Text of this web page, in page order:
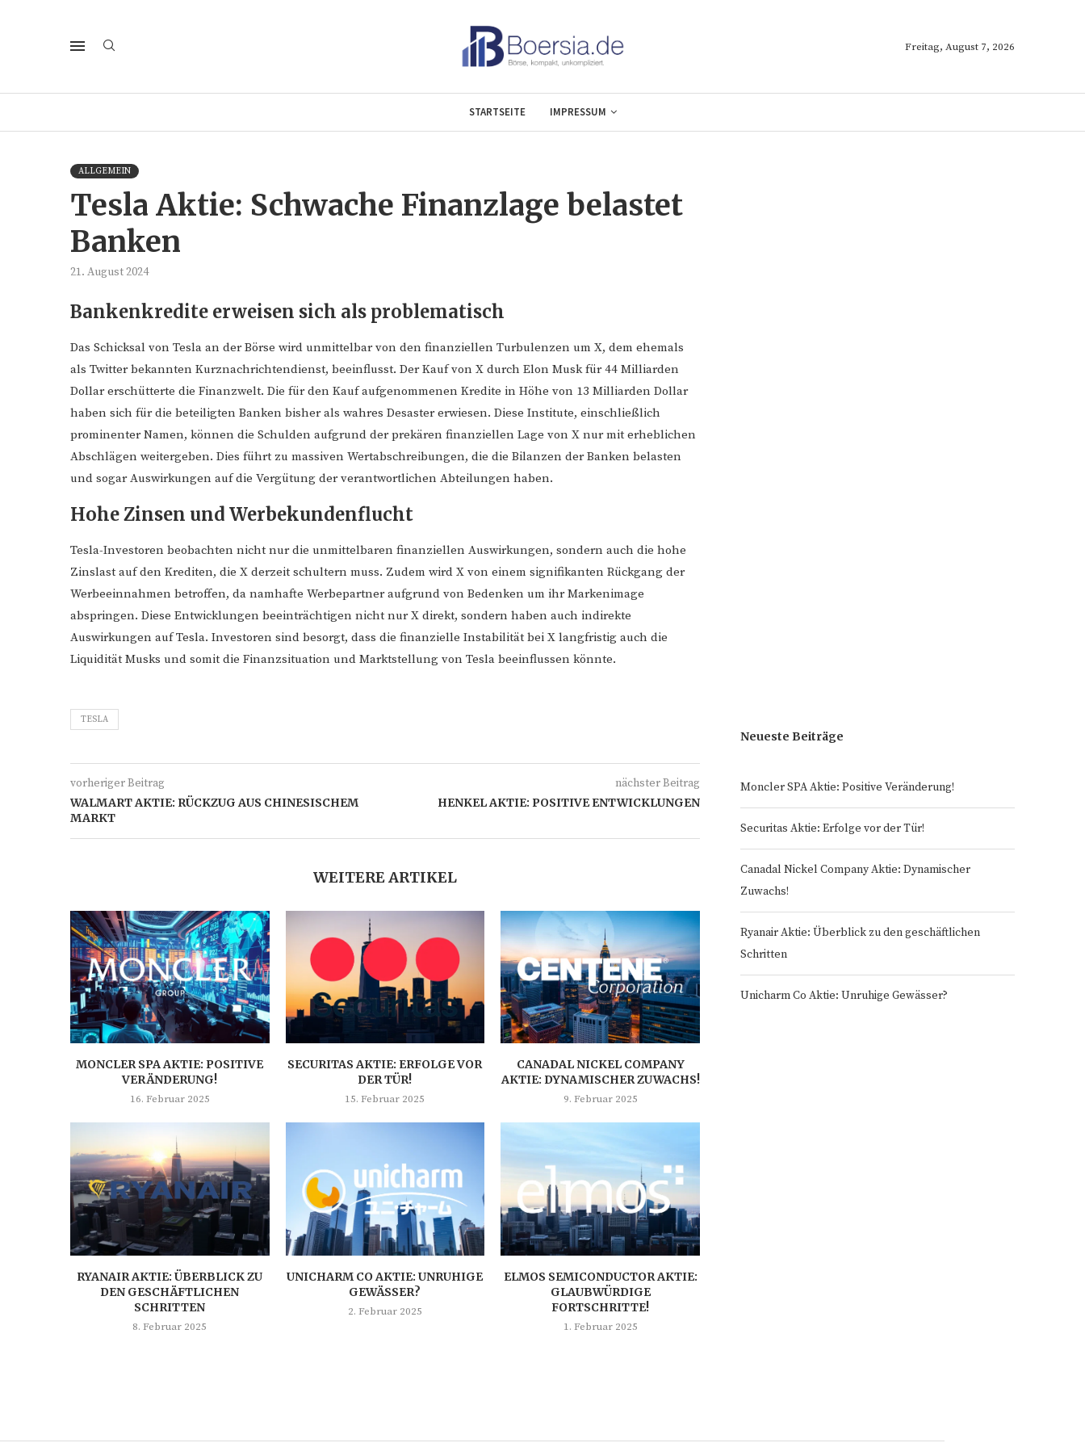
Freitag, August 7, 2026
STARTSEITE IMPRESSUM
ALLGEMEIN
Tesla Aktie: Schwache Finanzlage belastet
Banken
21. August 2024
Bankenkredite erweisen sich als problematisch
Das Schicksal von Tesla an der Börse wird unmittelbar von den finanziellen Turbulenzen um X, dem ehemals
als Twitter bekannten Kurznachrichtendienst, beeinflusst. Der Kauf von X durch Elon Musk für 44 Milliarden
Dollar erschütterte die Finanzwelt. Die für den Kauf aufgenommenen Kredite in Höhe von 13 Milliarden Dollar
haben sich für die beteiligten Banken bisher als wahres Desaster erwiesen. Diese Institute, einschließlich
prominenter Namen, können die Schulden aufgrund der prekären finanziellen Lage von X nur mit erheblichen
Abschlägen weitergeben. Dies führt zu massiven Wertabschreibungen, die die Bilanzen der Banken belasten
und sogar Auswirkungen auf die Vergütung der verantwortlichen Abteilungen haben.
Hohe Zinsen und Werbekundenflucht
Tesla-Investoren beobachten nicht nur die unmittelbaren finanziellen Auswirkungen, sondern auch die hohe
Zinslast auf den Krediten, die X derzeit schultern muss. Zudem wird X von einem signifikanten Rückgang der
Werbeeinnahmen betroffen, da namhafte Werbepartner aufgrund von Bedenken um ihr Markenimage
abspringen. Diese Entwicklungen beeinträchtigen nicht nur X direkt, sondern haben auch indirekte
Auswirkungen auf Tesla. Investoren sind besorgt, dass die finanzielle Instabilität bei X langfristig auch die
Liquidität Musks und somit die Finanzsituation und Marktstellung von Tesla beeinflussen könnte.
TESLA
vorheriger Beitrag
WALMART AKTIE: RÜCKZUG AUS CHINESISCHEM
MARKT
nächster Beitrag
HENKEL AKTIE: POSITIVE ENTWICKLUNGEN
WEITERE ARTIKEL
MONCLER SPA AKTIE: POSITIVE
VERÄNDERUNG!
16. Februar 2025
SECURITAS AKTIE: ERFOLGE VOR
DER TÜR!
15. Februar 2025
CANADAL NICKEL COMPANY
AKTIE: DYNAMISCHER ZUWACHS!
9. Februar 2025
RYANAIR AKTIE: ÜBERBLICK ZU
DEN GESCHÄFTLICHEN
SCHRITTEN
8. Februar 2025
UNICHARM CO AKTIE: UNRUHIGE
GEWÄSSER?
2. Februar 2025
ELMOS SEMICONDUCTOR AKTIE:
GLAUBWÜRDIGE
FORTSCHRITTE!
1. Februar 2025
Neueste Beiträge
Moncler SPA Aktie: Positive Veränderung!
Securitas Aktie: Erfolge vor der Tür!
Canadal Nickel Company Aktie: Dynamischer
Zuwachs!
Ryanair Aktie: Überblick zu den geschäftlichen
Schritten
Unicharm Co Aktie: Unruhige Gewässer?